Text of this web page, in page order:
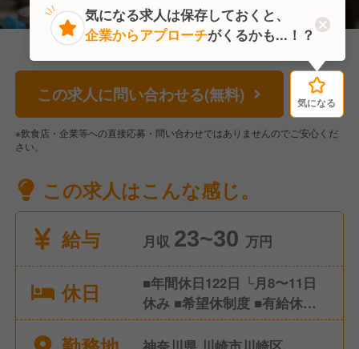
この求人に問い合わせる(無料) 気になる
※飲食店・企業等への直接応募・問い合わせではありませんのでご安心くだ
さい。
この求人はこんな感じ。
給与
月収 23~30 万円
休日
■年間休日122日 └月8〜11日
休み ■希望休制度 ■有給休暇
(社内規定有) ■特別休暇(慶
弔、出産、育児、介護休暇な
気になる
気になる求人は保存しておくと、
企業からアプローチがくるかも...！？